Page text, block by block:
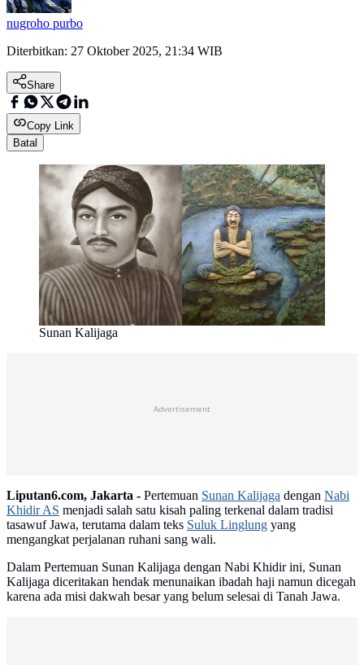
nugroho purbo
Diterbitkan: 27 Oktober 2025, 21:34 WIB
Share
Copy Link
Batal
Sunan Kalijaga
Advertisement
Liputan6.com, Jakarta - Pertemuan Sunan Kalijaga dengan Nabi
Khidir AS menjadi salah satu kisah paling terkenal dalam tradisi
tasawuf Jawa, terutama dalam teks Suluk Linglung yang
mengangkat perjalanan ruhani sang wali.
Dalam Pertemuan Sunan Kalijaga dengan Nabi Khidir ini, Sunan
Kalijaga diceritakan hendak menunaikan ibadah haji namun dicegah
karena ada misi dakwah besar yang belum selesai di Tanah Jawa.